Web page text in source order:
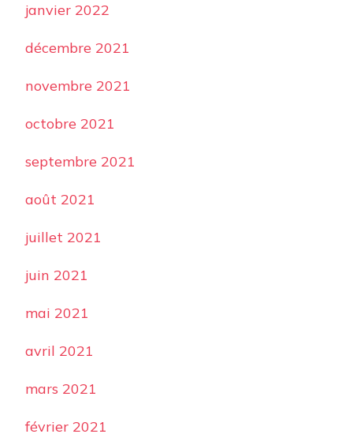
janvier 2022
décembre 2021
novembre 2021
octobre 2021
septembre 2021
août 2021
juillet 2021
juin 2021
mai 2021
avril 2021
mars 2021
février 2021